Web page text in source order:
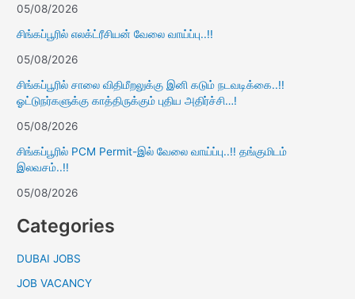
05/08/2026
சிங்கப்பூரில் எலக்ட்ரீசியன் வேலை வாய்ப்பு..!!
05/08/2026
சிங்கப்பூரில் சாலை விதிமீறலுக்கு இனி கடும் நடவடிக்கை..!!
ஓட்டுநர்களுக்கு காத்திருக்கும் புதிய அதிர்ச்சி…!
05/08/2026
சிங்கப்பூரில் PCM Permit-இல் வேலை வாய்ப்பு..!! தங்குமிடம்
இலவசம்..!!
05/08/2026
Categories
DUBAI JOBS
JOB VACANCY